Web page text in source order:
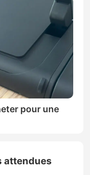
pour une
attendues